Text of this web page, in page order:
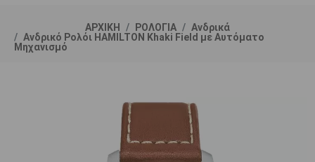
ΑΡΧΙΚΗ ΡΟΛΟΓΙΑ
Ανδρικά
Ανδρικό Ρολόι HAMILTON Khaki Field με Αυτόματο
Μηχανισμό